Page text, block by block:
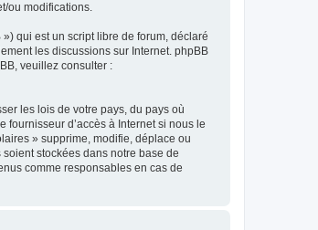
ou modifications.
qui est un script libre de forum, déclaré
les discussions sur Internet. phpBB
veuillez consulter :
les lois de votre pays, du pays où
d’accès à Internet si nous le
» supprime, modifie, déplace ou
stockées dans notre base de
comme responsables en cas de